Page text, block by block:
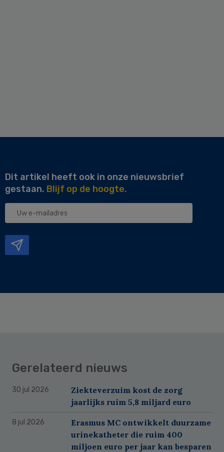
Dit artikel heeft ook in onze nieuwsbrief
gestaan. Blijf op de hoogte.
Uw
Gerelateerd nieuws
30 jul 2026
Ziekteverzuim kost de zorg
jaarlijks ruim 5,8 miljard euro
8 jul 2026
Erasmus MC ontwikkelt duurzame
urinekatheter die ruim 400
miljoen euro per jaar kan besparen